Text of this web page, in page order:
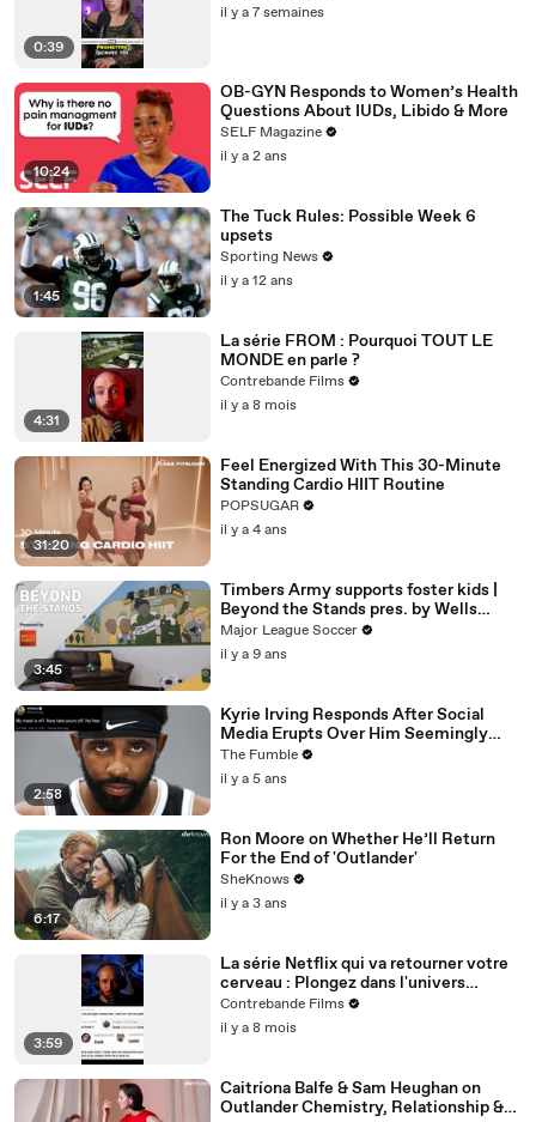
0:39
il y a 7 semaines
10:24
OB-GYN Responds to Women’s Health
Questions About IUDs, Libido & More
SELF Magazine
il y a 2 ans
1:45
The Tuck Rules: Possible Week 6
upsets
Sporting News
il y a 12 ans
4:31
La série FROM : Pourquoi TOUT LE
MONDE en parle ?
Contrebande Films
il y a 8 mois
31:20
Feel Energized With This 30-Minute
Standing Cardio HIIT Routine
POPSUGAR
il y a 4 ans
3:45
Timbers Army supports foster kids |
Beyond the Stands pres. by Wells
Fargo
Major League Soccer
il y a 9 ans
2:58
Kyrie Irving Responds After Social
Media Erupts Over Him Seemingly
Coming Out As An Anti-Masker
The Fumble
il y a 5 ans
6:17
Ron Moore on Whether He’ll Return
For the End of 'Outlander'
SheKnows
il y a 3 ans
3:59
La série Netflix qui va retourner votre
cerveau : Plongez dans l'univers
complexe de DARK
Contrebande Films
il y a 8 mois
Caitríona Balfe & Sam Heughan on
Outlander Chemistry, Relationship &